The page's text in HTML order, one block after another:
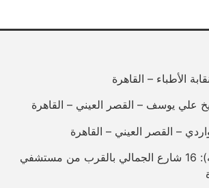
فرع الجمالية (صيدلية المستعلي بالله): 16 شارع الجمالي بالقرب من مستشفي